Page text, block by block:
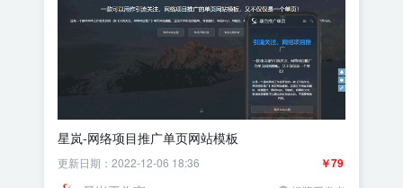
星岚-网络项目推广单页网站模板
￥79
更新日期：2022-12-06 18:36